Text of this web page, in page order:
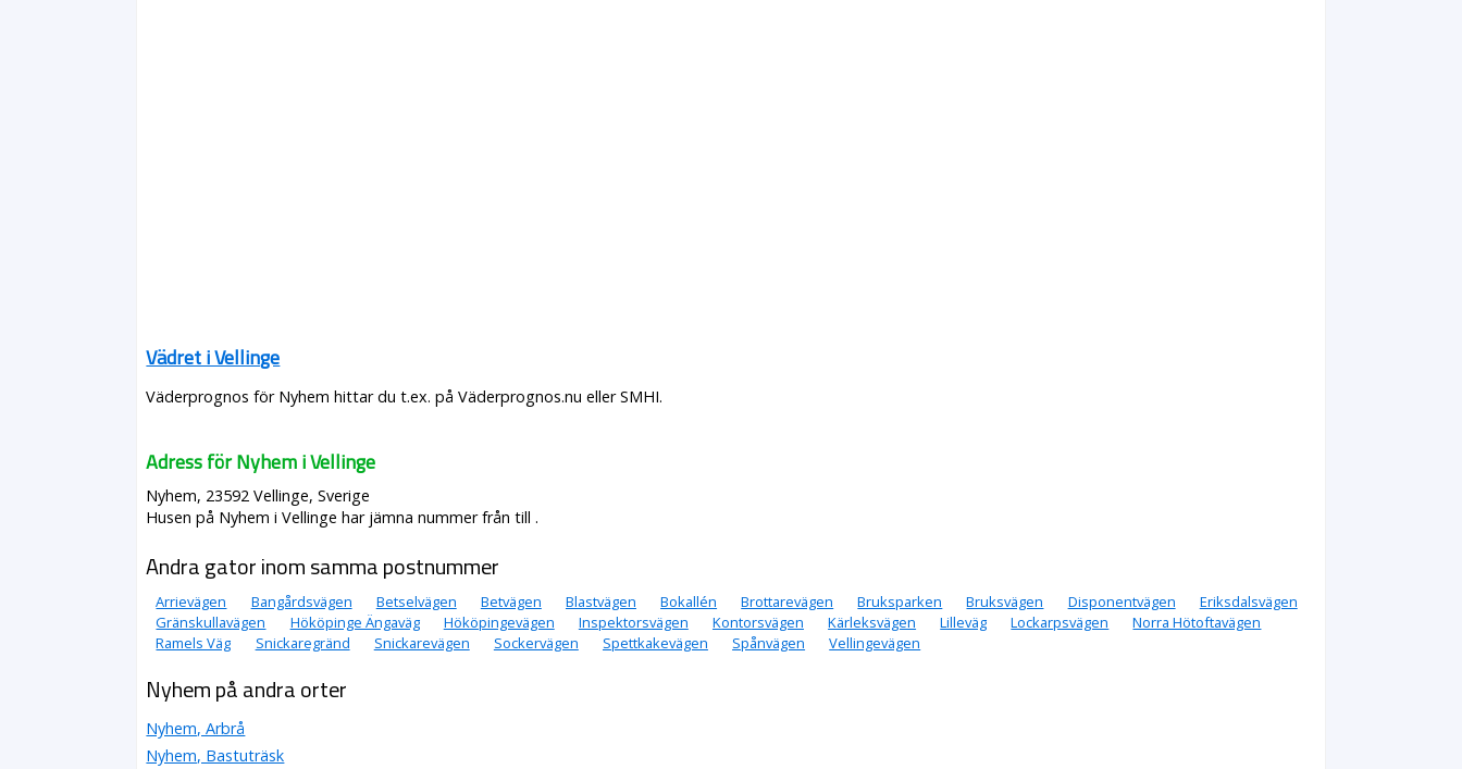
Vädret i Vellinge
Väderprognos för Nyhem hittar du t.ex. på Väderprognos.nu eller SMHI.
Adress för Nyhem i Vellinge
Nyhem, 23592 Vellinge, Sverige
Husen på Nyhem i Vellinge har jämna nummer från till .
Andra gator inom samma postnummer
Arrievägen Bangårdsvägen Betselvägen Betvägen Blastvägen Bokallén Brottarevägen Bruksparken Bruksvägen Disponentvägen
Eriksdalsvägen
Gränskullavägen
Hököpinge Ängaväg Hököpingevägen Inspektorsvägen Kontorsvägen Kärleksvägen Lilleväg Lockarpsvägen
Norra Hötoftavägen
Ramels Väg
Snickaregränd Snickarevägen Sockervägen Spettkakevägen Spånvägen Vellingevägen
Nyhem på andra orter
Nyhem, Arbrå
Nyhem, Bastuträsk